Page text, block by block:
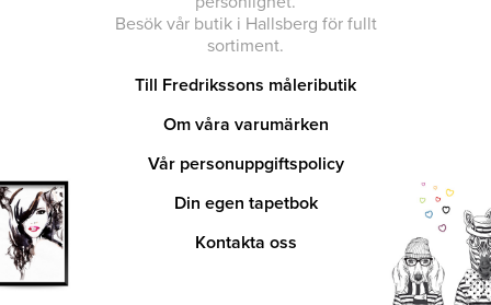
Besök vår butik i Hallsberg för fullt
sortiment.
Till Fredrikssons måleributik
Om våra varumärken
Vår personuppgiftspolicy
Din egen tapetbok
Kontakta oss